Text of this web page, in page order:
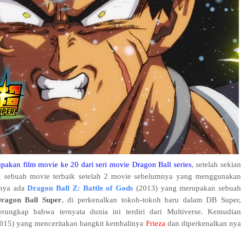
film movie ke 20 dari seri movie Dragon Ball series, setelah sekian
movie terbaik setelah 2 movie sebelumnya yang menggunakan
adaDragon Ball Z: Battle of Gods (2013) yang merupakan sebuah
Ball Super, di perkenalkan tokoh-tokoh baru dalam DB Super,
bahwa ternyata dunia ini terdiri dari Multiverse. Kemudian
yang menceritakan bangkit kembalinya Frieza dan diperkenalkan nya